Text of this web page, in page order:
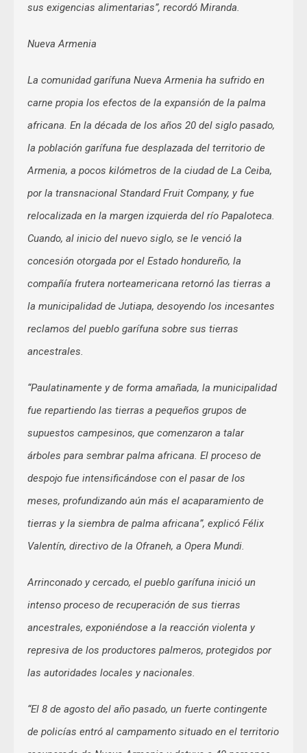
sus exigencias alimentarias”, recordó Miranda.
Nueva Armenia
La comunidad garífuna Nueva Armenia ha sufrido en
carne propia los efectos de la expansión de la palma
africana. En la década de los años 20 del siglo pasado,
la población garífuna fue desplazada del territorio de
Armenia, a pocos kilómetros de la ciudad de La Ceiba,
por la transnacional Standard Fruit Company, y fue
relocalizada en la margen izquierda del río Papaloteca.
Cuando, al inicio del nuevo siglo, se le venció la
concesión otorgada por el Estado hondureño, la
compañía frutera norteamericana retornó las tierras a
la municipalidad de Jutiapa, desoyendo los incesantes
reclamos del pueblo garífuna sobre sus tierras
ancestrales.
“Paulatinamente y de forma amañada, la municipalidad
fue repartiendo las tierras a pequeños grupos de
supuestos campesinos, que comenzaron a talar
árboles para sembrar palma africana. El proceso de
despojo fue intensificándose con el pasar de los
meses, profundizando aún más el acaparamiento de
tierras y la siembra de palma africana”, explicó Félix
Valentín, directivo de la Ofraneh, a Opera Mundi.
Arrinconado y cercado, el pueblo garífuna inició un
intenso proceso de recuperación de sus tierras
ancestrales, exponiéndose a la reacción violenta y
represiva de los productores palmeros, protegidos por
las autoridades locales y nacionales.
“El 8 de agosto del año pasado, un fuerte contingente
de policías entró al campamento situado en el territorio